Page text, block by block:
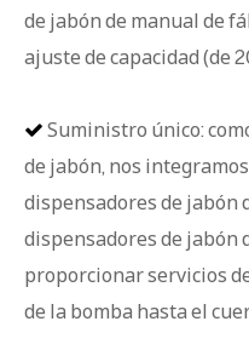
de jabón de manual de
ajuste de capacidad (de
 Suministro único:
de jabón, nos
dispensadores de jabón
dispensadores de jabón
proporcionar servicios
de la bomba hasta el